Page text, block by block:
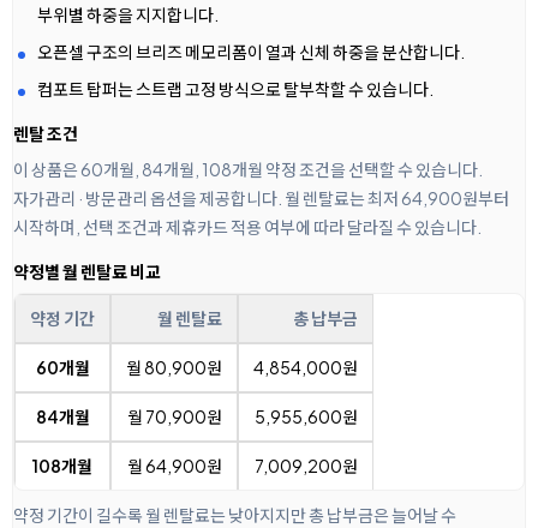
부위별 하중을 지지합니다.
오픈셀 구조의 브리즈 메모리폼이 열과 신체 하중을 분산합니다.
컴포트 탑퍼는 스트랩 고정 방식으로 탈부착할 수 있습니다.
렌탈 조건
이 상품은 60개월, 84개월, 108개월 약정 조건을 선택할 수 있습니다.
자가관리 · 방문관리 옵션을 제공합니다. 월 렌탈료는 최저 64,900원부터
시작하며, 선택 조건과 제휴카드 적용 여부에 따라 달라질 수 있습니다.
약정별 월 렌탈료 비교
약정 기간 월 렌탈료 총 납부금
60개월 월 80,900원 4,854,000원
84개월 월 70,900원 5,955,600원
108개월 월 64,900원 7,009,200원
약정 기간이 길수록 월 렌탈료는 낮아지지만 총 납부금은 늘어날 수